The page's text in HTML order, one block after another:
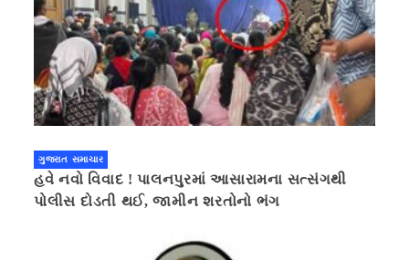
ગુજરાત સમાચાર
હવે નવો વિવાદ ! પાલનપુરમાં આસારામના સત્સંગથી
પોલીસ દોડતી થઈ, જામીન શરતોનો ભંગ